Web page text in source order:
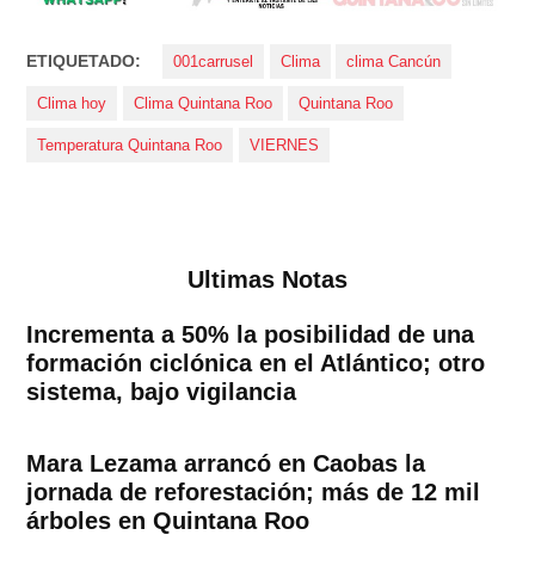
ETIQUETADO: 001carrusel Clima clima Cancún
Clima hoy Clima Quintana Roo Quintana Roo
Temperatura Quintana Roo VIERNES
Ultimas Notas
Incrementa a 50% la posibilidad de una
formación ciclónica en el Atlántico; otro
sistema, bajo vigilancia
Mara Lezama arrancó en Caobas la
jornada de reforestación; más de 12 mil
árboles en Quintana Roo